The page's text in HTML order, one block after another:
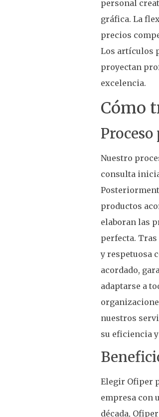
personal
gráfica. La
precios
Los artículos
proyectan
excelencia.
Cómo
Proceso
Nuestro
consulta
productos
elaboran las
perfecta.
y respetuosa
acordado,
adaptarse a
nuestros
su eficiencia
Elegir Ofiper
empresa con
década,